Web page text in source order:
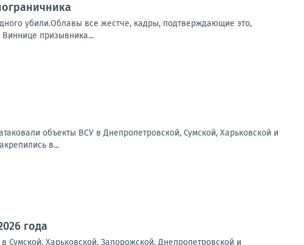
убили.Облавы все жестче, кадры, подтверждающие это,
призывника...
объекты ВСУ в Днепропетровской, Сумской, Харьковской и
в...
года
Харьковской, Запорожской, Днепропетровской и